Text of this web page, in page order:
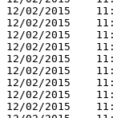
12/02/2015
12/02/2015
12/02/2015
12/02/2015
12/02/2015
12/02/2015
12/02/2015
12/02/2015
12/02/2015